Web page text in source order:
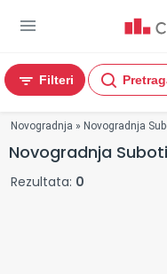
Filteri
You are here
Novogradnja » Novogradnja
Novogradnja
Rezultata: 0